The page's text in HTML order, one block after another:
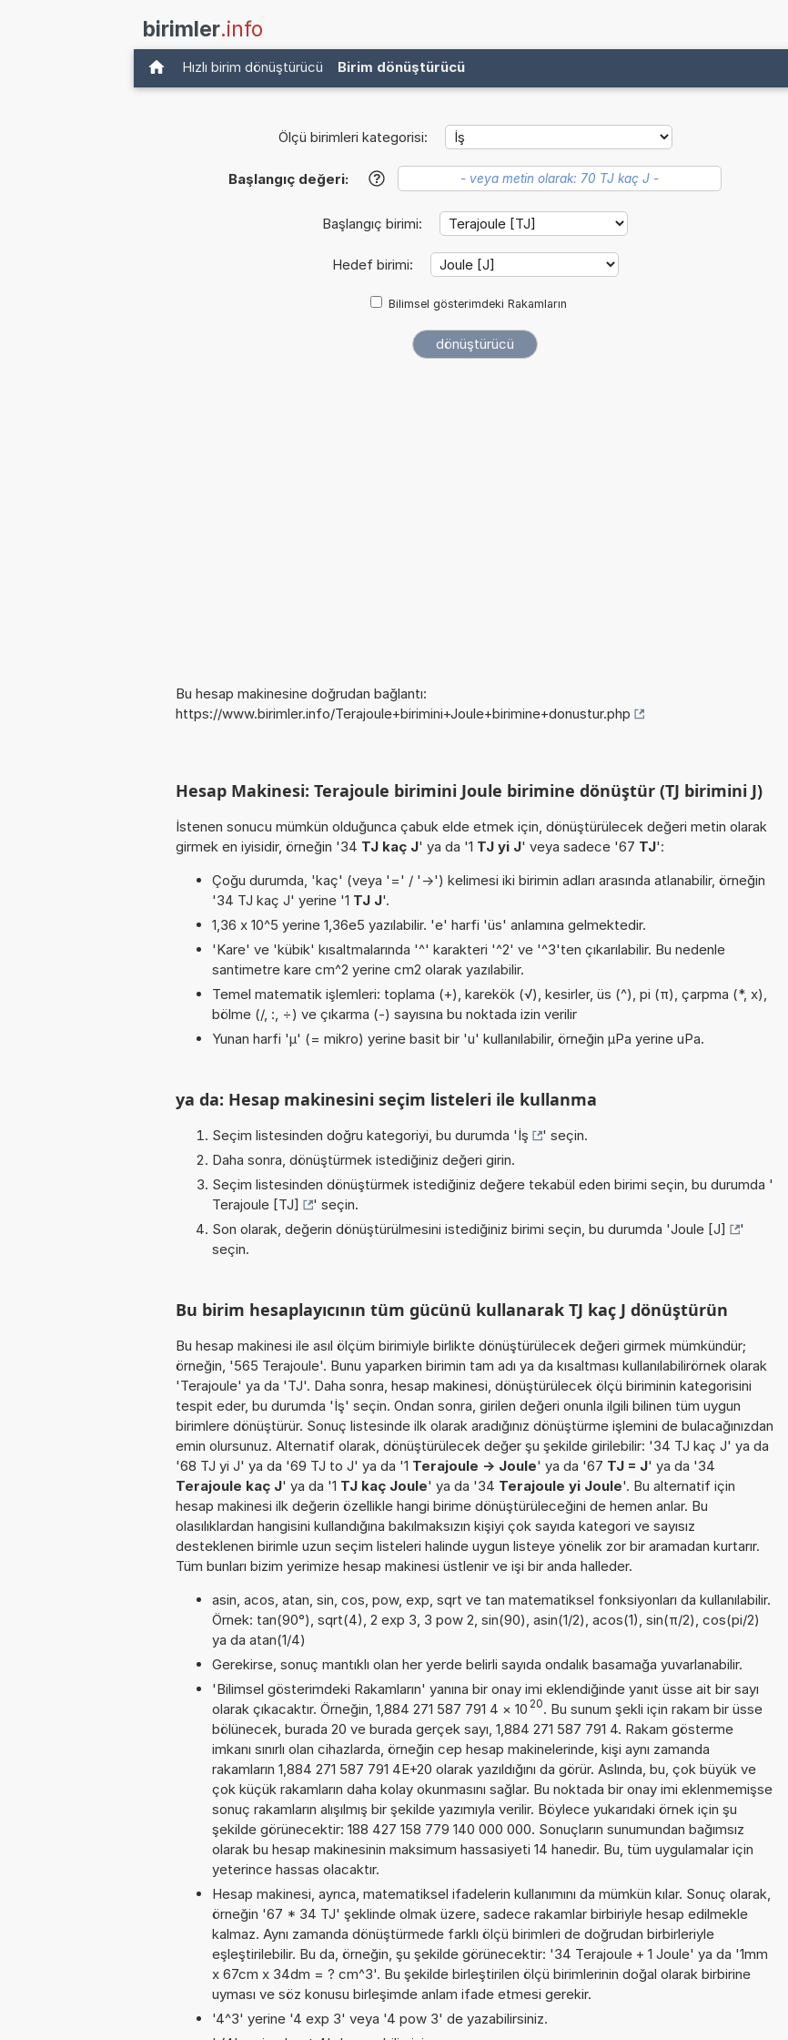
birimler.info
Hızlı birim dönüştürücü Birim dönüştürücü
Ölçü birimleri kategorisi:
Başlangıç değeri: ?
Başlangıç birimi:
Hedef birimi:
Bilimsel gösterimdeki Rakamların
Bu hesap makinesine doğrudan bağlantı:
https://www.birimler.info/Terajoule+birimini+Joule+birimine+donustur.php
Hesap Makinesi: Terajoule birimini Joule birimine dönüştür (TJ birimini J)
İstenen sonucu mümkün olduğunca çabuk elde etmek için, dönüştürülecek değeri metin olarak
girmek en iyisidir, örneğin '34 TJ kaç J' ya da '1 TJ yi J' veya sadece '67 TJ':
Çoğu durumda, 'kaç' (veya '=' / '->') kelimesi iki birimin adları arasında atlanabilir, örneğin
'34 TJ kaç J' yerine '1 TJ J'.
1,36 x 10^5 yerine 1,36e5 yazılabilir. 'e' harfi 'üs' anlamına gelmektedir.
'Kare' ve 'kübik' kısaltmalarında '^' karakteri '^2' ve '^3'ten çıkarılabilir. Bu nedenle
santimetre kare cm^2 yerine cm2 olarak yazılabilir.
Temel matematik işlemleri: toplama (+), karekök (√), kesirler, üs (^), pi (π), çarpma (*, x),
bölme (/, :, ÷) ve çıkarma (-) sayısına bu noktada izin verilir
Yunan harfi 'µ' (= mikro) yerine basit bir 'u' kullanılabilir, örneğin µPa yerine uPa.
ya da: Hesap makinesini seçim listeleri ile kullanma
Seçim listesinden doğru kategoriyi, bu durumda 'İş
' seçin.
Daha sonra, dönüştürmek istediğiniz değeri girin.
Seçim listesinden dönüştürmek istediğiniz değere tekabül eden birimi seçin, bu durumda '
Terajoule [TJ]
' seçin.
Son olarak, değerin dönüştürülmesini istediğiniz birimi seçin, bu durumda 'Joule [J]
'
seçin.
Bu birim hesaplayıcının tüm gücünü kullanarak TJ kaç J dönüştürün
Bu hesap makinesi ile asıl ölçüm birimiyle birlikte dönüştürülecek değeri girmek mümkündür;
örneğin, '565 Terajoule'. Bunu yaparken birimin tam adı ya da kısaltması kullanılabilirörnek olarak
'Terajoule' ya da 'TJ'. Daha sonra, hesap makinesi, dönüştürülecek ölçü biriminin kategorisini
tespit eder, bu durumda 'İş' seçin. Ondan sonra, girilen değeri onunla ilgili bilinen tüm uygun
birimlere dönüştürür. Sonuç listesinde ilk olarak aradığınız dönüştürme işlemini de bulacağınızdan
emin olursunuz. Alternatif olarak, dönüştürülecek değer şu şekilde girilebilir: '34 TJ kaç J' ya da
'68 TJ yi J' ya da '69 TJ to J' ya da '1 Terajoule -> Joule' ya da '67 TJ = J' ya da '34
Terajoule kaç J' ya da '1 TJ kaç Joule' ya da '34 Terajoule yi Joule'. Bu alternatif için
hesap makinesi ilk değerin özellikle hangi birime dönüştürüleceğini de hemen anlar. Bu
olasılıklardan hangisini kullandığına bakılmaksızın kişiyi çok sayıda kategori ve sayısız
desteklenen birimle uzun seçim listeleri halinde uygun listeye yönelik zor bir aramadan kurtarır.
Tüm bunları bizim yerimize hesap makinesi üstlenir ve işi bir anda halleder.
asin, acos, atan, sin, cos, pow, exp, sqrt ve tan matematiksel fonksiyonları da kullanılabilir.
Örnek: tan(90°), sqrt(4), 2 exp 3, 3 pow 2, sin(90), asin(1/2), acos(1), sin(π/2), cos(pi/2)
ya da atan(1/4)
Gerekirse, sonuç mantıklı olan her yerde belirli sayıda ondalık basamağa yuvarlanabilir.
'Bilimsel gösterimdeki Rakamların' yanına bir onay imi eklendiğinde yanıt üsse ait bir sayı
olarak çıkacaktır. Örneğin, 1,884 271 587 791 4 × 10 20. Bu sunum şekli için rakam bir üsse
bölünecek, burada 20 ve burada gerçek sayı, 1,884 271 587 791 4. Rakam gösterme
imkanı sınırlı olan cihazlarda, örneğin cep hesap makinelerinde, kişi aynı zamanda
rakamların 1,884 271 587 791 4E+20 olarak yazıldığını da görür. Aslında, bu, çok büyük ve
çok küçük rakamların daha kolay okunmasını sağlar. Bu noktada bir onay imi eklenmemişse
sonuç rakamların alışılmış bir şekilde yazımıyla verilir. Böylece yukarıdaki örnek için şu
şekilde görünecektir: 188 427 158 779 140 000 000. Sonuçların sunumundan bağımsız
olarak bu hesap makinesinin maksimum hassasiyeti 14 hanedir. Bu, tüm uygulamalar için
yeterince hassas olacaktır.
Hesap makinesi, ayrıca, matematiksel ifadelerin kullanımını da mümkün kılar. Sonuç olarak,
örneğin '67 * 34 TJ' şeklinde olmak üzere, sadece rakamlar birbiriyle hesap edilmekle
kalmaz. Aynı zamanda dönüştürmede farklı ölçü birimleri de doğrudan birbirleriyle
eşleştirilebilir. Bu da, örneğin, şu şekilde görünecektir: '34 Terajoule + 1 Joule' ya da '1mm
x 67cm x 34dm = ? cm^3'. Bu şekilde birleştirilen ölçü birimlerinin doğal olarak birbirine
uyması ve söz konusu birleşimde anlam ifade etmesi gerekir.
'4^3' yerine '4 exp 3' veya '4 pow 3' de yazabilirsiniz.